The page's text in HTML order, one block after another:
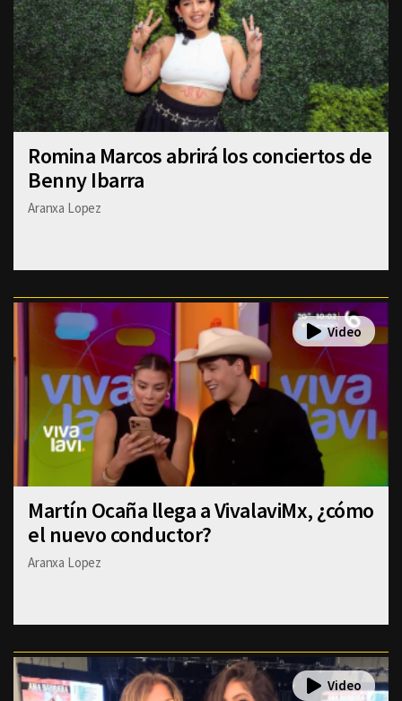
Romina Marcos abrirá los conciertos de
Benny Ibarra
Aranxa Lopez
Martín Ocaña llega a VivalaviMx, ¿cómo
el nuevo conductor?
Aranxa Lopez